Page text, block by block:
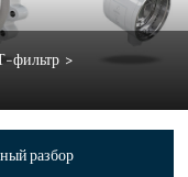
фильтр >
разбор